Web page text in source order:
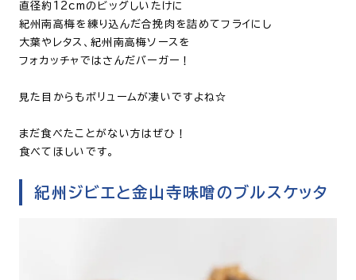
直径約12cmのビッグしいたけに
紀州南高梅を練り込んだ合挽肉を詰めてフライにし
大葉やレタス、紀州南高梅ソースを
フォカッチャではさんだバーガー！
見た目からもボリュームが凄いですよね☆
まだ食べたことがない方はぜひ！
食べてほしいです。
紀州ジビエと金山寺味噌のブルスケッタ